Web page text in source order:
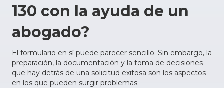
130 con la ayuda de un
abogado?
El formulario en sí puede parecer sencillo. Sin embargo, la
preparación, la documentación y la toma de decisiones
que hay detrás de una solicitud exitosa son los aspectos
en los que pueden surgir problemas.